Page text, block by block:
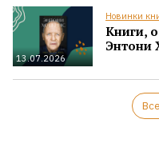
13.07.2026
Новинки
Книги,
Энтони